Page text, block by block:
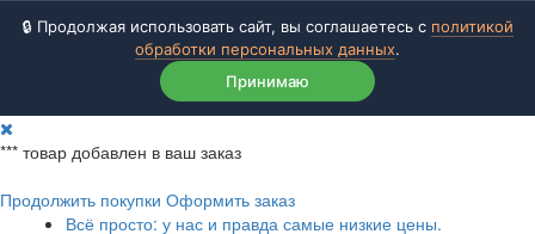
🔒 Продолжая использовать сайт, вы соглашаетесь с политикой
обработки персональных данных.
Принимаю
*** товар добавлен в ваш заказ
Продолжить покупки Оформить заказ
Всё просто: у нас и правда самые низкие цены.